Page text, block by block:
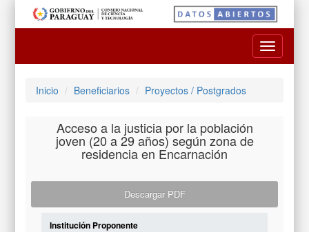
Toggle
Inicio Beneficiarios Proyectos / Postgrados
Acceso a la justicia por la población
joven (20 a 29 años) según zona de
residencia en Encarnación
Descargar PDF
Institución Proponente